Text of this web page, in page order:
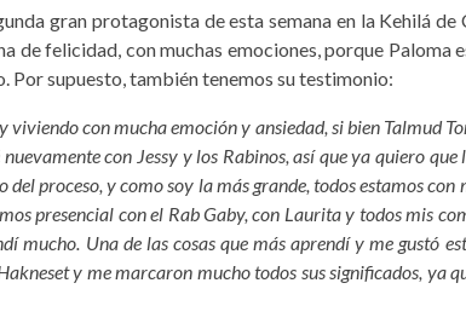
gran protagonista de esta semana en la Kehilá
de felicidad, con muchas emociones, porque Paloma
Por supuesto, también tenemos su testimonio:
viviendo con mucha emoción y ansiedad, si bien Talmud
con Jessy y los Rabinos, así que ya quiero
del proceso, y como soy la más grande, todos estamos
presencial con el Rab Gaby, con Laurita y todos mis
mucho. Una de las cosas que más aprendí y me gustó
y me marcaron mucho todos sus significados, ya